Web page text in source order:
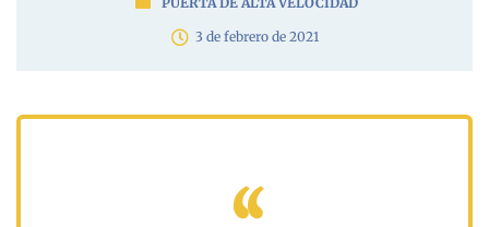
3 de febrero de 2021